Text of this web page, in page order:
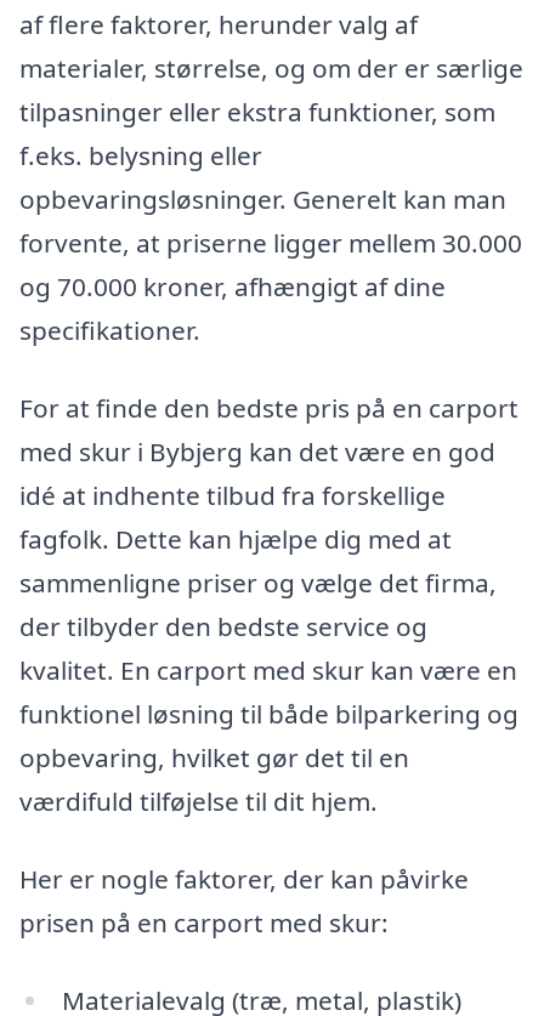
af flere faktorer, herunder valg af
materialer, størrelse, og om der er særlige
tilpasninger eller ekstra funktioner, som
f.eks. belysning eller
opbevaringsløsninger. Generelt kan man
forvente, at priserne ligger mellem 30.000
og 70.000 kroner, afhængigt af dine
specifikationer.
For at finde den bedste pris på en carport
med skur i Bybjerg kan det være en god
idé at indhente tilbud fra forskellige
fagfolk. Dette kan hjælpe dig med at
sammenligne priser og vælge det firma,
der tilbyder den bedste service og
kvalitet. En carport med skur kan være en
funktionel løsning til både bilparkering og
opbevaring, hvilket gør det til en
værdifuld tilføjelse til dit hjem.
Her er nogle faktorer, der kan påvirke
prisen på en carport med skur:
Materialevalg (træ, metal, plastik)